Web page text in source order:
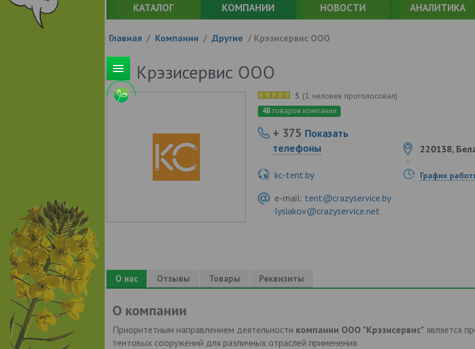
КАТАЛОГ КОМПАНИИ НОВОСТИ АНАЛИТИКА
Главная / Компании / Другие / Крэзисервис ООО
Крэзисервис ООО
5 (1 человек проголосовал)
48товаров компании
+ 375 Показать
телефоны
kc-tent.by
e-mail: tent@crazyservice.by
lysiakov@crazyservice.net
220138,
График
О нас Отзывы Товары Реквизиты
О компании
Приоритетным направлением деятельности компании ООО "Крэзисервис" является
тентовых сооружений для различных отраслей применения.